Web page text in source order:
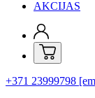
AKCIJAS
+371 23999798